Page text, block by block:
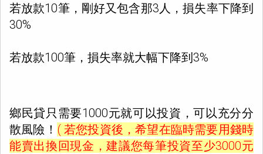
若放款10筆，剛好又包含那3人，損失率下降到
30%
若放款100筆，損失率就大幅下降到3%
鄉民貸只需要1000元就可以投資，可以充分分
散風險！ ( 若您投資後，希望在臨時需要用錢時
能賣出換回現金，建議您每筆投資至少3000元